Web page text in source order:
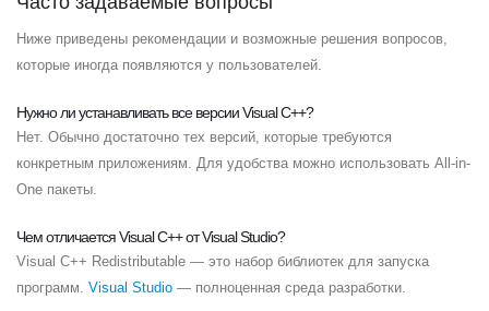
Ниже приведены рекомендации и возможные решения вопросов,
которые иногда появляются у пользователей.
Нужно ли устанавливать все версии Visual C++?
Нет. Обычно достаточно тех версий, которые требуются
конкретным приложениям. Для удобства можно использовать All-in-
One пакеты.
Чем отличается Visual C++ от Visual Studio?
Visual C++ Redistributable — это набор библиотек для запуска
программ. Visual Studio — полноценная среда разработки.